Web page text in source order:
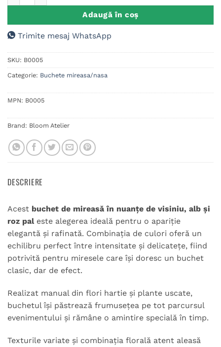
Adaugă în coș
Trimite mesaj WhatsApp
SKU: B0005
Categorie: Buchete mireasa/nasa
MPN: B0005
Brand: Bloom Atelier
DESCRIERE
Acest buchet de mireasă în nuanțe de visiniu, alb și
roz paleste alegerea ideală pentru o apariție
elegantă și rafinată. Combinația de culori oferă un
echilibru perfect între intensitate și delicatețe, fiind
potrivită pentru miresele care își doresc un buchet
clasic, dar de efect.
Realizat manual din flori hartie și plante uscate,
buchetul își păstrează frumusețea pe tot parcursul
evenimentului și rămâne o amintire specială în timp.
Texturile variate și combinația florală atent aleasă